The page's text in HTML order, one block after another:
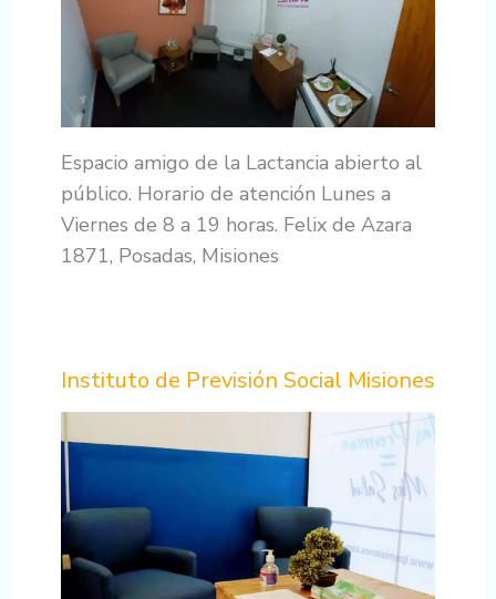
Espacio amigo de la Lactancia abierto al
público. Horario de atención Lunes a
Viernes de 8 a 19 horas. Felix de Azara
1871, Posadas, Misiones
Instituto de Previsión Social Misiones